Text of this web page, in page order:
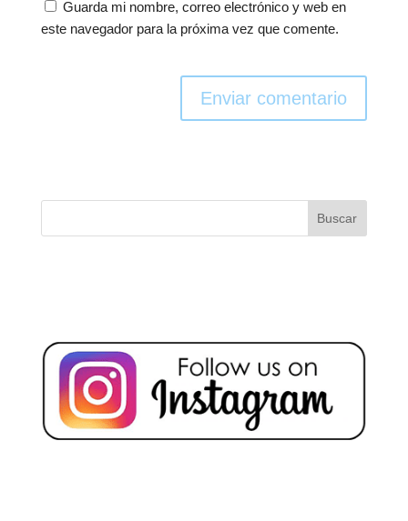
Guarda mi nombre, correo electrónico y web en
este navegador para la próxima vez que comente.
Enviar comentario